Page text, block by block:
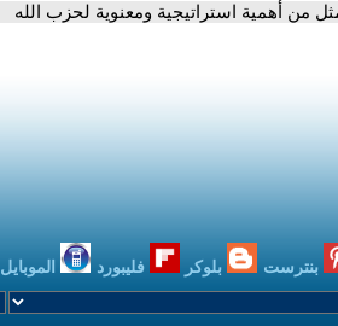
من أهمية استراتيجية ومعنوية لحزب الله
بنترست بلوكر فليبورد الموبايل